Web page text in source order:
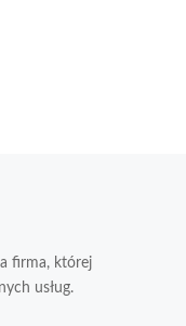
firma, której
usług.